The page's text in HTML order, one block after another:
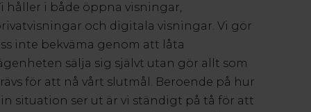
håller i både öppna visningar,
och digitala visningar. Vi gör
inte bekväma genom att låta
sälja sig självt utan gör allt som
för att nå vårt slutmål. Beroende på hur
situation ser ut är vi ständigt på tå för att